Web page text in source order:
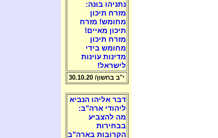
נתניהו בונה:
מזרח תיכון
מחומש! מזרח
תיכון מאיים!
מזרח תיכון
מחומש בידי
מדינות עוינות
לישראל!
י"ב בחשון/ 30.10.20
דבר אליהו הנביא
ליהודי ארה"ב:
מה להצביע
בבחירות
הקרובות בארה"ב